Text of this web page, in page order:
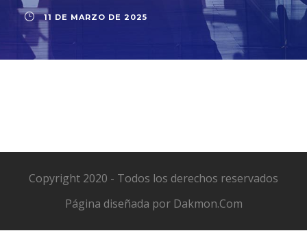
11 DE MARZO DE 2025
Copyright 2020 - Todos los derechos reservados
Página diseñada por Dakmon.Com